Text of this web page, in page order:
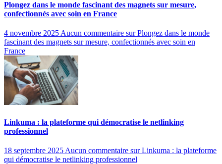
Plongez dans le monde fascinant des magnets sur mesure,
confectionnés avec soin en France
4 novembre 2025Aucun commentaire sur Plongez dans le monde
fascinant des magnets sur mesure, confectionnés avec soin en
France
Linkuma : la plateforme qui démocratise le netlinking
professionnel
18 septembre 2025 Aucun commentaire sur Linkuma : la plateforme
qui démocratise le netlinking professionnel